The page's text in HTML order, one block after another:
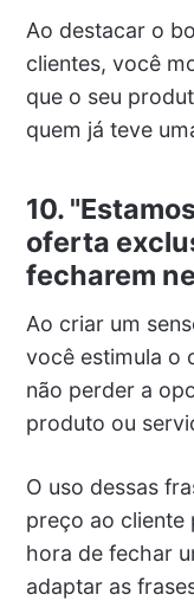
Ao destacar o
clientes, você
que o seu
quem já teve
10.
oferta
fecharem
Ao criar um
você estimula o
não perder a
produto ou
O uso dessas
preço ao cliente
hora de fechar
adaptar as